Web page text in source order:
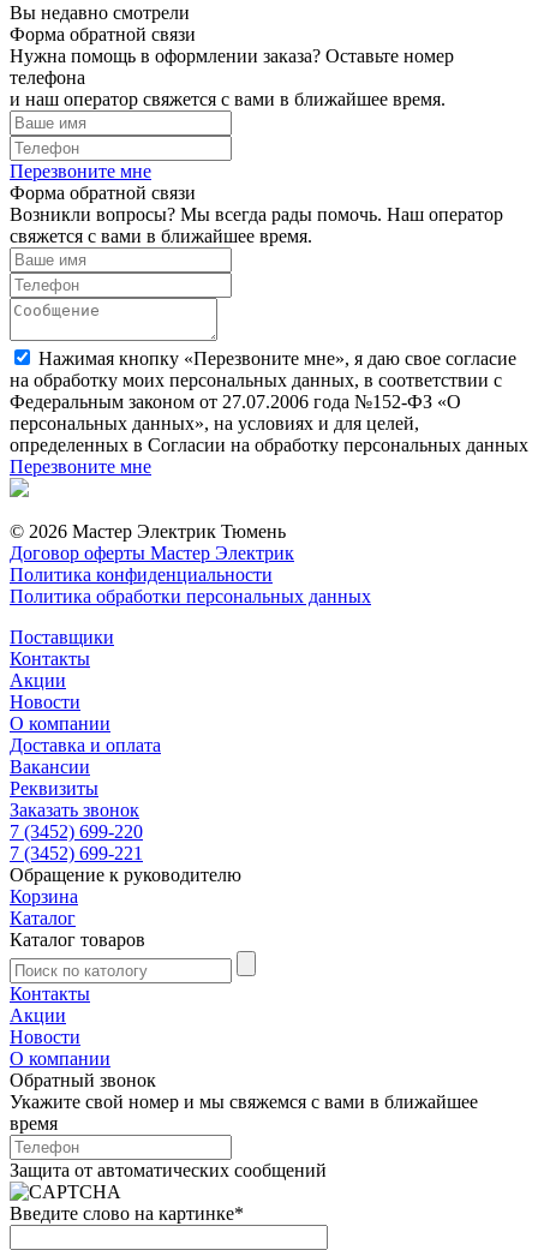
Вы недавно смотрели
Форма обратной связи
Нужна помощь в оформлении заказа? Оставьте номер
телефона
и наш оператор свяжется с вами в ближайшее время.
Перезвоните мне
Форма обратной связи
Возникли вопросы? Мы всегда рады помочь. Наш оператор
свяжется с вами в ближайшее время.
Нажимая кнопку «Перезвоните мне», я даю свое согласие
на обработку моих персональных данных, в соответствии с
Федеральным законом от 27.07.2006 года №152-ФЗ «О
персональных данных», на условиях и для целей,
определенных в Согласии на обработку персональных данных
Перезвоните мне
© 2026 Мастер Электрик Тюмень
Договор оферты Мастер Электрик
Политика конфиденциальности
Политика обработки персональных данных
Поставщики
Контакты
Акции
Новости
О компании
Доставка и оплата
Вакансии
Реквизиты
Заказать звонок
7 (3452) 699-220
7 (3452) 699-221
Обращение к руководителю
Корзина
Каталог
Каталог товаров
Контакты
Акции
Новости
О компании
Обратный звонок
Укажите свой номер и мы свяжемся с вами в ближайшее
время
Защита от автоматических сообщений
Введите слово на картинке*